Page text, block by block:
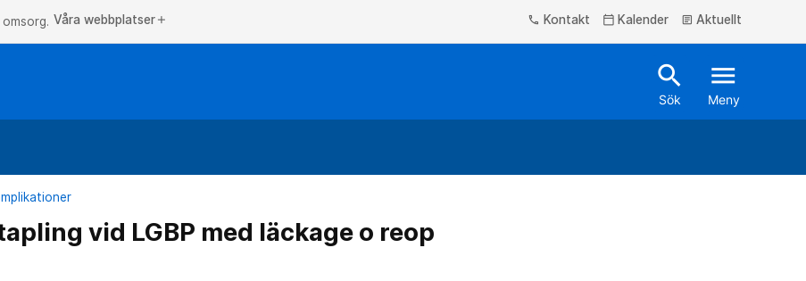
Våra webbplatser add phone Kontakt calendar_today Kalender article Aktuellt
search
Sök
menu
Meny
vid LGBP med läckage o reop